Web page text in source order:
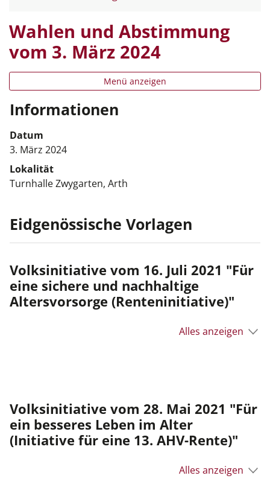
Wahlen und Abstimmung
vom 3. März 2024
Menü anzeigen
Informationen
Datum
3. März 2024
Lokalität
Turnhalle Zwygarten, Arth
Eidgenössische Vorlagen
Volksinitiative vom 16. Juli 2021 "Für
eine sichere und nachhaltige
Altersvorsorge (Renteninitiative)"
Alles anzeigen
Volksinitiative vom 28. Mai 2021 "Für
ein besseres Leben im Alter
(Initiative für eine 13. AHV-Rente)"
Alles anzeigen